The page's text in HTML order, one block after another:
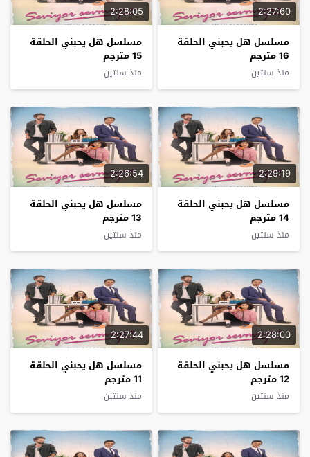
2:27:60
مسلسل هل يحبني الحلقة
16 مترجم
منذ سنتين
2:28:05
مسلسل هل يحبني الحلقة
15 مترجم
منذ سنتين
2:29:19
مسلسل هل يحبني الحلقة
14 مترجم
منذ سنتين
2:26:54
مسلسل هل يحبني الحلقة
13 مترجم
منذ سنتين
2:28:00
مسلسل هل يحبني الحلقة
12 مترجم
منذ سنتين
2:27:44
مسلسل هل يحبني الحلقة
11 مترجم
منذ سنتين